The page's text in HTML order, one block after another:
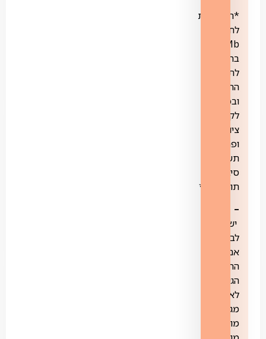
*הצטרפות
לחבילת
1000Mb
בהתאם
לתנאי
התכנית
‏ובכפוף
לקיום
ציוד
ופריסת
תשתית
סיבים
תומכים**
–
יש
לברר
אם
התשתית
הגיעה
לאזור
מגוריכם
מול